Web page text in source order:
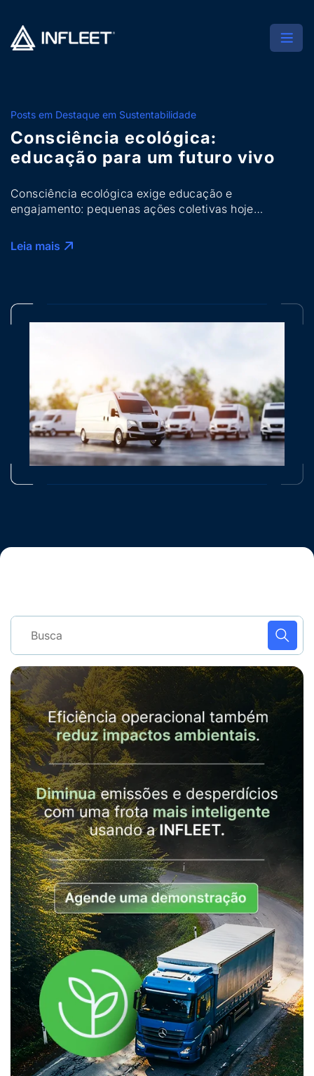
Posts em Destaque em Sustentabilidade
Consciência ecológica:
educação para um futuro vivo
Consciência ecológica exige educação e
engajamento: pequenas ações coletivas hoje
vida.
Leia mais